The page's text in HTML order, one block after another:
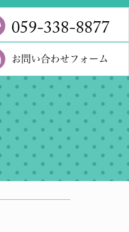
059-338-8877
お問い合わせフォーム